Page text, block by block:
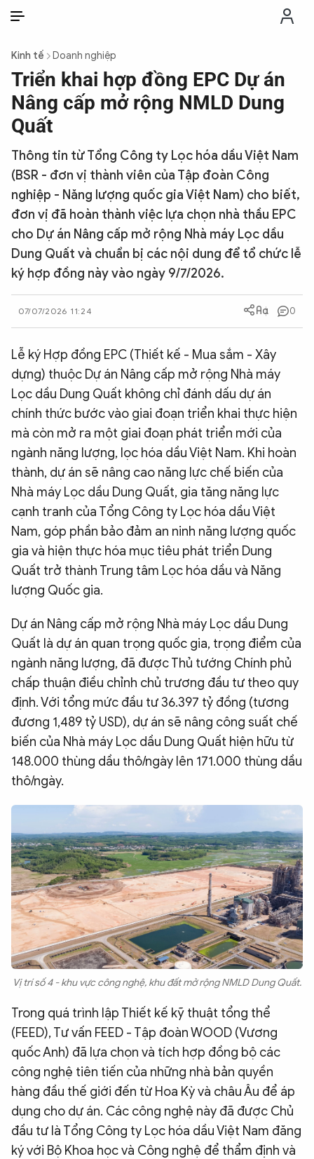
THỜI SỰ
CHỐNG DIỄN BIẾN HÒA BÌNH
CÔNG AN TRONG LÒNG DÂN
XÃ HỘI
PHÁP LUẬT
QUỐC TẾ
VĂN HÓA - THỂ THAO
BẠN ĐỌC & CAND
ĐA PHƯƠNG TIỆN
eMagazine
Podcast
Video Ảnh
Infographic
Chuyên trang An ninh thế giới Văn nghệ Công an
Kinh tế Doanh nghiệp
Triển khai hợp đồng EPC Dự án
Nâng cấp mở rộng NMLD Dung
Quất
Thông tin từ Tổng Công ty Lọc hóa dầu Việt Nam
(BSR - đơn vị thành viên của Tập đoàn Công
nghiệp - Năng lượng quốc gia Việt Nam) cho biết,
đơn vị đã hoàn thành việc lựa chọn nhà thầu EPC
cho Dự án Nâng cấp mở rộng Nhà máy Lọc dầu
Dung Quất và chuẩn bị các nội dung để tổ chức lễ
ký hợp đồng này vào ngày 9/7/2026.
07/07/2026 11:24 0
Lễ ký Hợp đồng EPC (Thiết kế - Mua sắm - Xây
dựng) thuộc Dự án Nâng cấp mở rộng Nhà máy
Lọc dầu Dung Quất không chỉ đánh dấu dự án
chính thức bước vào giai đoạn triển khai thực hiện
mà còn mở ra một giai đoạn phát triển mới của
ngành năng lượng, lọc hóa dầu Việt Nam. Khi hoàn
thành, dự án sẽ nâng cao năng lực chế biến của
Nhà máy Lọc dầu Dung Quất, gia tăng năng lực
cạnh tranh của Tổng Công ty Lọc hóa dầu Việt
Nam, góp phần bảo đảm an ninh năng lượng quốc
gia và hiện thực hóa mục tiêu phát triển Dung
Quất trở thành Trung tâm Lọc hóa dầu và Năng
lượng Quốc gia.
Dự án Nâng cấp mở rộng Nhà máy Lọc dầu Dung
Quất là dự án quan trọng quốc gia, trọng điểm của
ngành năng lượng, đã được Thủ tướng Chính phủ
chấp thuận điều chỉnh chủ trương đầu tư theo quy
định. Với tổng mức đầu tư 36.397 tỷ đồng (tương
đương 1,489 tỷ USD), dự án sẽ nâng công suất chế
biến của Nhà máy Lọc dầu Dung Quất hiện hữu từ
148.000 thùng dầu thô/ngày lên 171.000 thùng dầu
thô/ngày.
Vị trí số 4 - khu vực công nghệ, khu đất mở rộng NMLD Dung Quất.
Trong quá trình lập Thiết kế kỹ thuật tổng thể
(FEED), Tư vấn FEED - Tập đoàn WOOD (Vương
quốc Anh) đã lựa chọn và tích hợp đồng bộ các
công nghệ tiên tiến của những nhà bản quyền
hàng đầu thế giới đến từ Hoa Kỳ và châu Âu để áp
dụng cho dự án. Các công nghệ này đã được Chủ
đầu tư là Tổng Công ty Lọc hóa dầu Việt Nam đăng
ký với Bộ Khoa học và Công nghệ để thẩm định và